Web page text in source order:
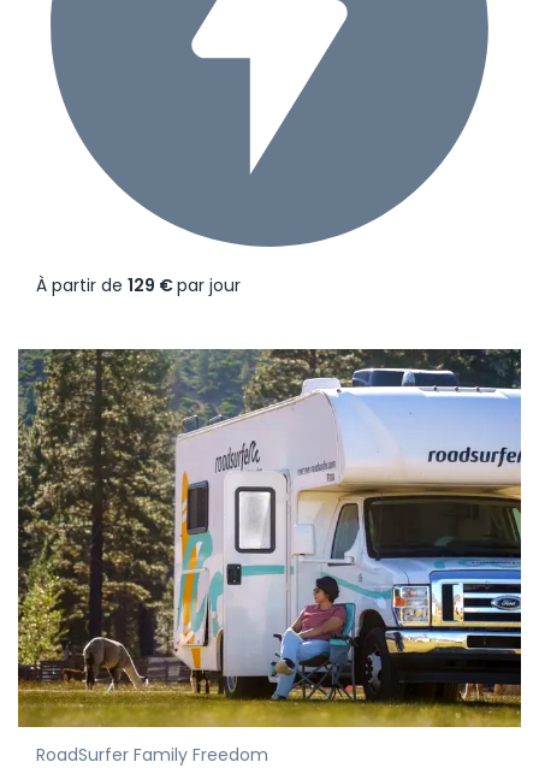
À partir de 129 €par jour
RoadSurfer Family Freedom